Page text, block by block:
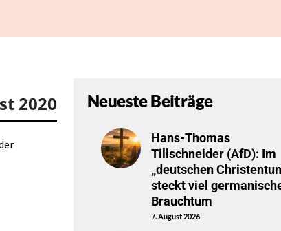
2020 Neueste Beiträge
Hans-Thomas
Tillschneider (AfD): Im
„deutschen
steckt viel
Brauchtum
7. August 2026